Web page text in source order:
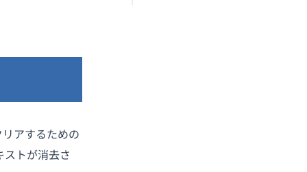
アするための
トが消去さ